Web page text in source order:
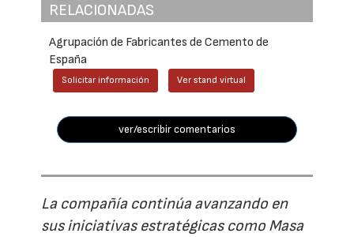
RELACIONADAS
Agrupación de Fabricantes de Cemento de
España
Solicitar información Ver stand virtual
ver/escribir comentarios
La compañía continúa avanzando en
sus iniciativas estratégicas como Masa